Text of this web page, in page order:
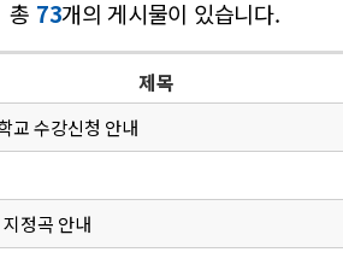
총 73개의 게시물이 있습니다.
제목
교 수강신청 안내
정곡 안내